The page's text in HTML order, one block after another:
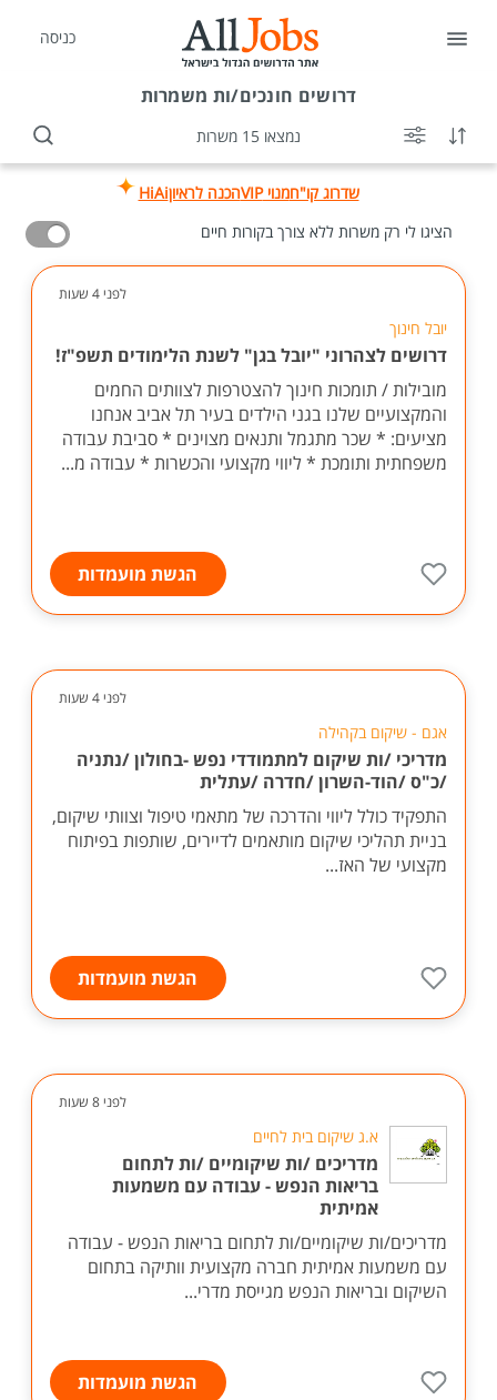
כניסה
דרושים חונכים/ות משמרות
נמצאו 15 משרות
שדרוג קו"חמנוי VIP הכנה לראיוןHiAi
הציגו לי רק משרות ללא צורך בקורות חיים
לפני 4 שעות
יובל חינוך
דרושים לצהרוני "יובל בגן" לשנת הלימודים תשפ"ז!
מובילות / תומכות חינוך להצטרפות לצוותים החמים
והמקצועיים שלנו בגני הילדים בעיר תל אביב אנחנו
מציעים: * שכר מתגמל ותנאים מצוינים * סביבת עבודה
משפחתית ותומכת * ליווי מקצועי והכשרות * עבודה מ...
הגשת מועמדות
לפני 4 שעות
אגם - שיקום בקהילה
מדריכי /ות שיקום למתמודדי נפש -בחולון /נתניה
/כ"ס /הוד-השרון /חדרה /עתלית
התפקיד כולל ליווי והדרכה של מתאמי טיפול וצוותי שיקום,
בניית תהליכי שיקום מותאמים לדיירים, שותפות בפיתוח
מקצועי של האז...
הגשת מועמדות
לפני 8 שעות
א.ג שיקום בית לחיים
מדריכים /ות שיקומיים /ות לתחום
בריאות הנפש - עבודה עם משמעות
אמיתית
מדריכים/ות שיקומיים/ות לתחום בריאות הנפש - עבודה
עם משמעות אמיתית חברה מקצועית וותיקה בתחום
השיקום ובריאות הנפש מגייסת מדרי...
הגשת מועמדות